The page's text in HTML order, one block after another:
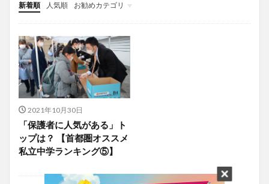
新着順 人気順
お勧めカテゴリ
投稿
学び
マンガ
電子書籍
2021年10月30日
「保護者に人気がある」ト
ップは？ 【首都圏オススメ
私立中学ランキング⑤】